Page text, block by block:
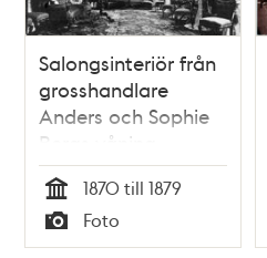
Salongsinteriör från
grosshandlare
Anders och Sophie
Bergs våning
Brännkyrkagatan 6.
Tid
1870 till 1879
Typ
Foto